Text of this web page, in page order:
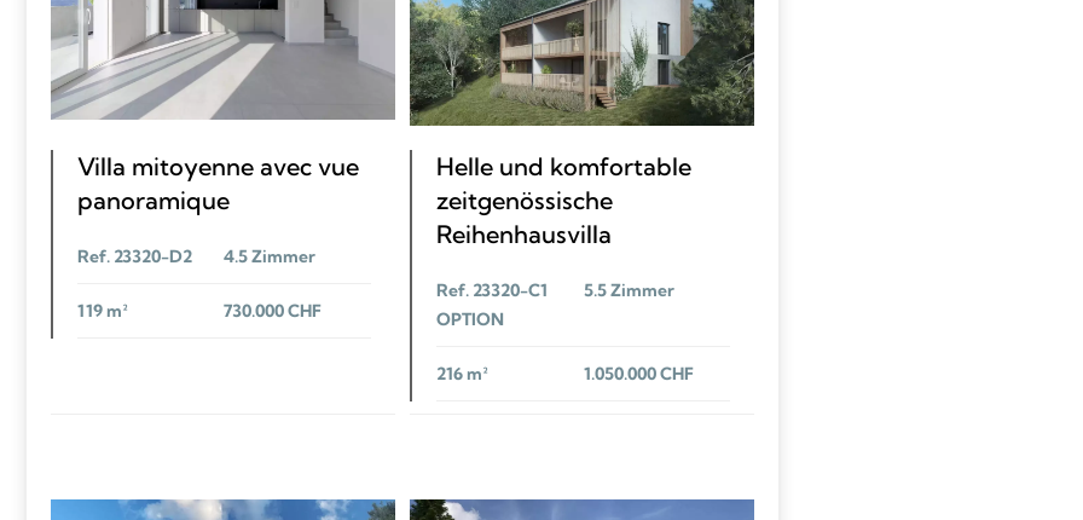
Villa mitoyenne avec vue
panoramique
Ref. 23320-D2 4.5 Zimmer
119 m² 730.000 CHF
Helle und komfortable
zeitgenössische
Reihenhausvilla
Ref. 23320-C1
OPTION
5.5 Zimmer
216 m² 1.050.000 CHF